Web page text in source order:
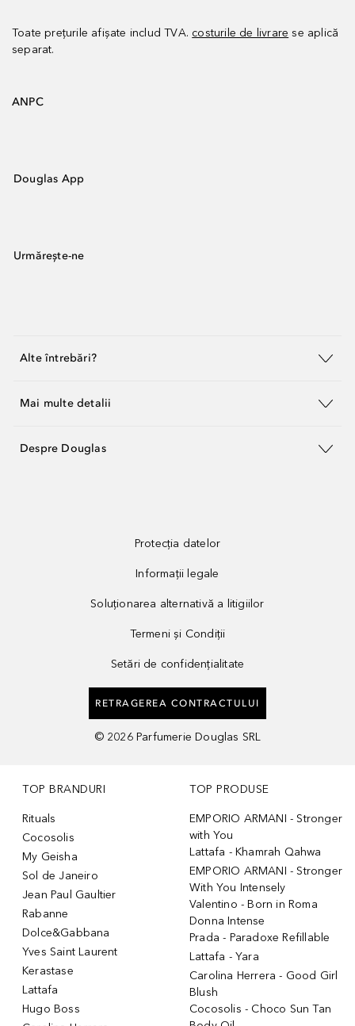
Toate prețurile afișate includ TVA. costurile de livrare se aplică
separat.
ANPC
Douglas App
Urmărește-ne
Alte întrebări?
Mai multe detalii
Despre Douglas
Protecția datelor
Informații legale
Soluționarea alternativă a litigiilor
Termeni și Condiții
Setări de confidențialitate
RETRAGEREA CONTRACTULUI
© 2026 Parfumerie Douglas SRL
TOP BRANDURI
Rituals
Cocosolis
My Geisha
Sol de Janeiro
Jean Paul Gaultier
Rabanne
Dolce&Gabbana
Yves Saint Laurent
Kerastase
Lattafa
Hugo Boss
TOP PRODUSE
EMPORIO ARMANI - Stronger
with You
Lattafa - Khamrah Qahwa
EMPORIO ARMANI - Stronger
With You Intensely
Valentino - Born in Roma
Donna Intense
Prada - Paradoxe Refillable
Lattafa - Yara
Carolina Herrera - Good Girl
Blush
Cocosolis - Choco Sun Tan